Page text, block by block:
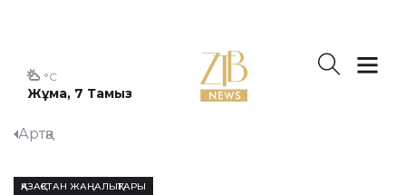
Жұма, 7 Тамыз
°C
Артқа
ҚАЗАҚСТАН ЖАҢАЛЫҚТАРЫ